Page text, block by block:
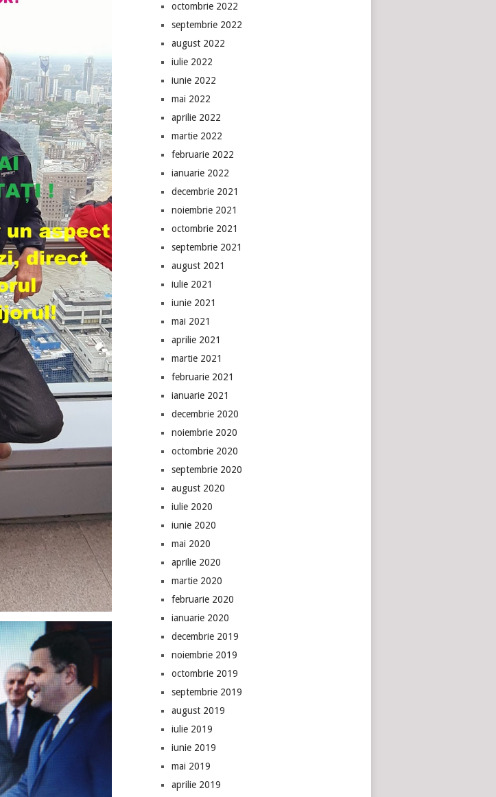
octombrie 2022
septembrie 2022
august 2022
iulie 2022
iunie 2022
mai 2022
aprilie 2022
martie 2022
februarie 2022
ianuarie 2022
decembrie 2021
noiembrie 2021
octombrie 2021
septembrie 2021
august 2021
iulie 2021
iunie 2021
mai 2021
aprilie 2021
martie 2021
februarie 2021
ianuarie 2021
decembrie 2020
noiembrie 2020
octombrie 2020
septembrie 2020
august 2020
iulie 2020
iunie 2020
mai 2020
aprilie 2020
martie 2020
februarie 2020
ianuarie 2020
decembrie 2019
noiembrie 2019
octombrie 2019
septembrie 2019
august 2019
iulie 2019
iunie 2019
mai 2019
aprilie 2019